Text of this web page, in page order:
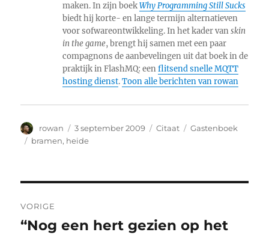
maken. In zijn boekWhy Programming Still Sucks
biedt hij korte- en lange termijn alternatieven
voor sofwareontwikkeling. In het kader vanskin
in the game, brengt hij samen met een paar
compagnons de aanbevelingen uit dat boek in de
praktijk in FlashMQ: eenflitsend snelle MQTT
hosting dienst.Toon alle berichten van rowan
Auteur
rowan
Geplaatst
op
3 september 2009 Format
Citaat Categorieën
Gastenboek
Tags
bramen, heide
navigatie
VORIGE
Vorig
“Nog een hert gezien op het